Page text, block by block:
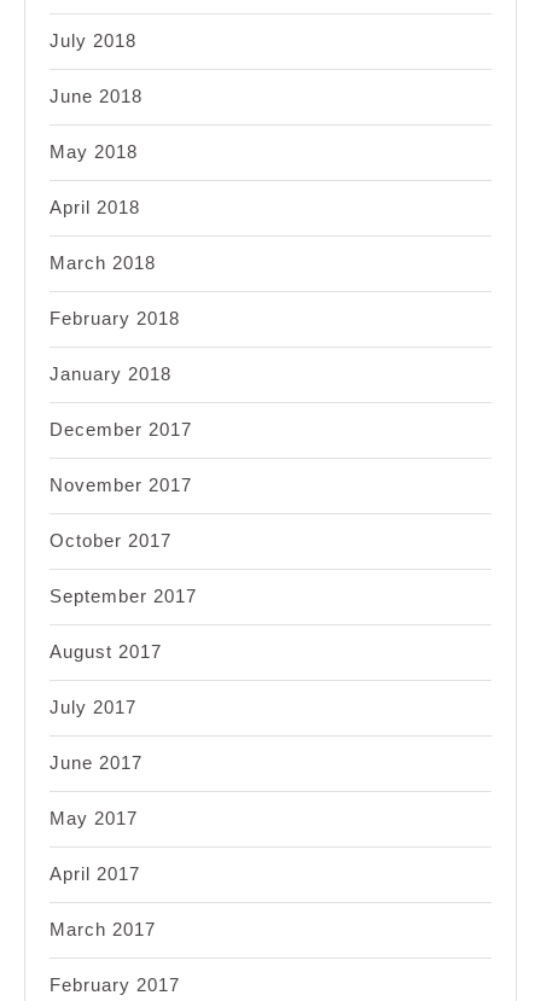
July 2018
June 2018
May 2018
April 2018
March 2018
February 2018
January 2018
December 2017
November 2017
October 2017
September 2017
August 2017
July 2017
June 2017
May 2017
April 2017
March 2017
February 2017